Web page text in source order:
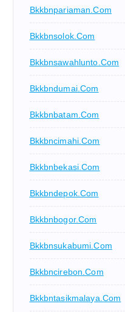
Bkkbnpariaman.com
Bkkbnsolok.com
Bkkbnsawahlunto.com
Bkkbndumai.com
Bkkbnbatam.com
Bkkbncimahi.com
Bkkbnbekasi.com
Bkkbndepok.com
Bkkbnbogor.com
Bkkbnsukabumi.com
Bkkbncirebon.com
Bkkbntasikmalaya.com